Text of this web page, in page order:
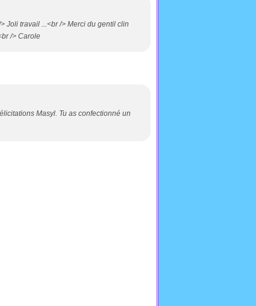
Joli travail ...<br /> Merci du gentil clin
/> Carole
Masyl. Tu as confectionné un